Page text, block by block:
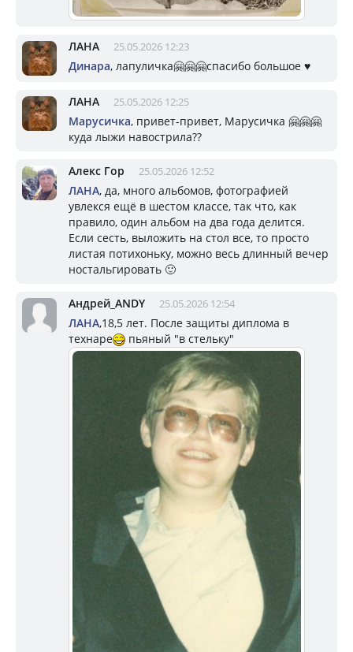
ЛАНА 25.05.2026 12:23
Динара, лапуличка🤗🤗🤗спасибо большое ♥️
ЛАНА 25.05.2026 12:25
Марусичка, привет-привет, Марусичка 🤗🤗🤗
куда лыжи навострила??
Алекс Гор 25.05.2026 12:52
ЛАНА, да, много альбомов, фотографией
увлекся ещё в шестом классе, так что, как
правило, один альбом на два года делится.
Если сесть, выложить на стол все, то просто
листая потихоньку, можно весь длинный вечер
ностальгировать 🙂
Андрей_ANDY 25.05.2026 12:54
ЛАНА,18,5 лет. После защиты диплома в
технаре
пьяный "в стельку"